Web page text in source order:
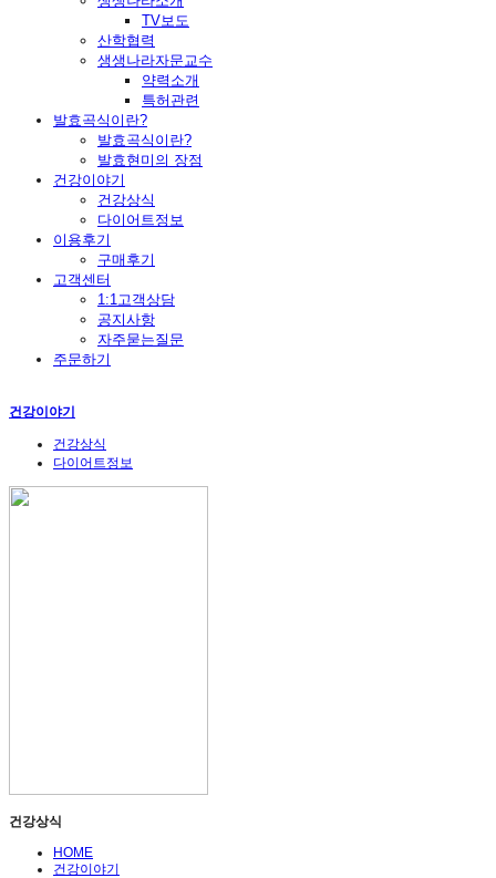
TV보도
산학협력
생생나라자문교수
약력소개
특허관련
발효곡식이란?
발효곡식이란?
발효현미의 장점
건강이야기
건강상식
다이어트정보
이용후기
구매후기
고객센터
1:1고객상담
공지사항
자주묻는질문
주문하기
건강이야기
건강상식
다이어트정보
건강상식
HOME
건강이야기